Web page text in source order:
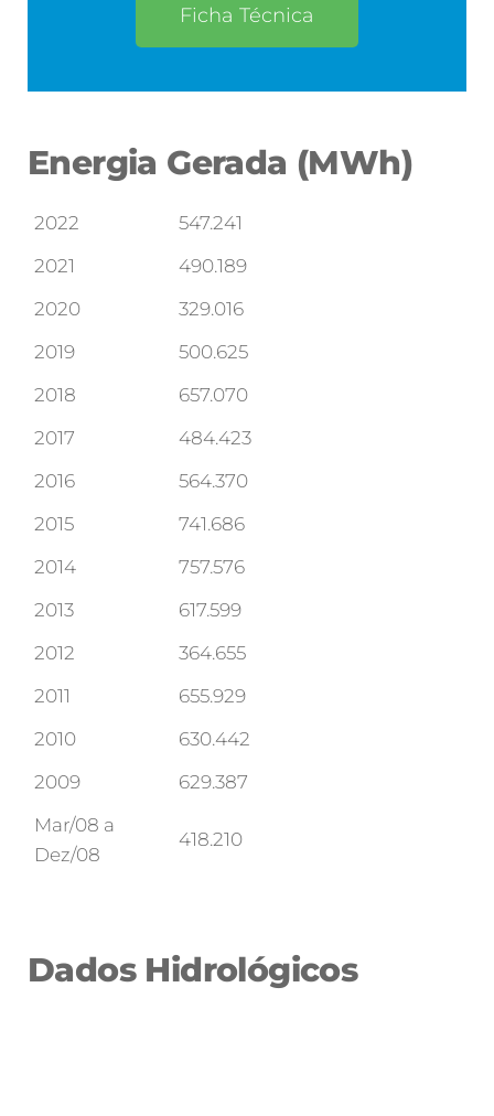
Ficha Técnica
Energia Gerada (MWh)
2022
547.241
2021
490.189
2020
329.016
2019
500.625
2018
657.070
2017
484.423
2016
564.370
2015
741.686
2014
757.576
2013
617.599
2012
364.655
2011
655.929
2010
630.442
2009
629.387
Mar/08 a
Dez/08
418.210
Dados Hidrológicos